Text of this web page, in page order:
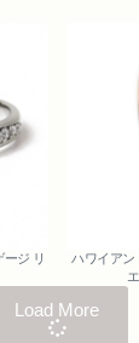
ジ リ
ハワイアン
Load More